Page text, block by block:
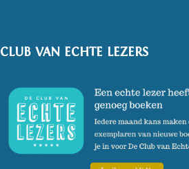
CLUB VAN ECHTE LEZERS